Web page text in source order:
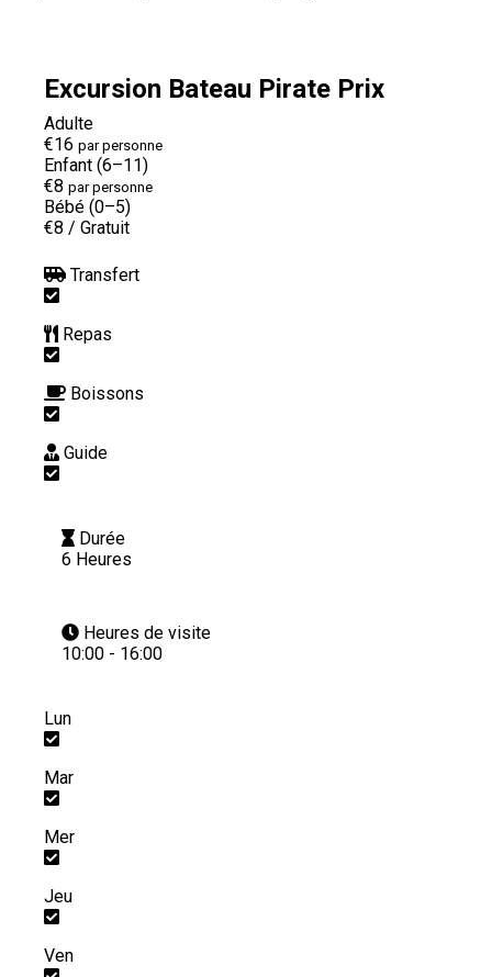
Excursion Bateau Pirate Prix
Adulte
€16 par personne
Enfant (6–11)
€8 par personne
Bébé (0–5)
€8 / Gratuit
Transfert
Repas
Boissons
Guide
Durée
6 Heures
Heures de visite
10:00 - 16:00
Lun
Mar
Mer
Jeu
Ven